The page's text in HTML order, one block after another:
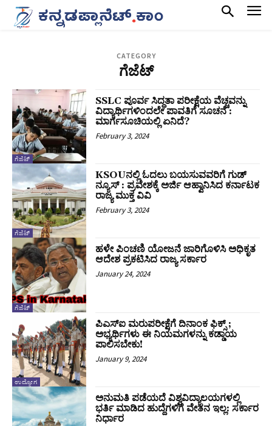
CATEGORY
ಗೆಜೆಟ್
ಗೆಜೆಟ್
SSLC ಪೂರ್ವ ಸಿದ್ಧತಾ ಪರೀಕ್ಷೆಯ ವೆಚ್ಚವನ್ನು
ವಿದ್ಯಾರ್ಥಿಗಳಿಂದಲೇ ಪಾವತಿಗೆ ಸೂಚನೆ :
ಮಾರ್ಗಸೂಚಿಯಲ್ಲಿ ಏನಿದೆ?
February 3, 2024
ಗೆಜೆಟ್
KSOUನಲ್ಲಿ ಓದಲು ಬಯಸುವವರಿಗೆ ಗುಡ್
ನ್ಯೂಸ್ : ಪ್ರವೇಶಕ್ಕೆ ಅರ್ಜಿ ಆಹ್ವಾನಿಸಿದ ಕರ್ನಾಟಕ
ರಾಜ್ಯ ಮುಕ್ತ ವಿವಿ
February 3, 2024
ಗೆಜೆಟ್
ಹಳೇ ಪಿಂಚಣಿ ಯೋಜನೆ ಜಾರಿಗೊಳಿಸಿ ಅಧಿಕೃತ
ಆದೇಶ ಪ್ರಕಟಿಸಿದ ರಾಜ್ಯ ಸರ್ಕಾರ
January 24, 2024
ಉದ್ಯೋಗ
ಪಿಎಸ್ಐ ಮರುಪರೀಕ್ಷೆಗೆ ದಿನಾಂಕ ಫಿಕ್ಸ್ ;
ಅಭ್ಯರ್ಥಿಗಳು ಈ ನಿಯಮಗಳನ್ನು ಕಡ್ಡಾಯ
ಪಾಲಿಸಬೇಕು!
January 9, 2024
ಅನುಮತಿ ಪಡೆಯದೆ ವಿಶ್ವವಿದ್ಯಾಲಯಗಳಲ್ಲಿ
ಭರ್ತಿ ಮಾಡಿದ ಹುದ್ದೆಗಳಿಗೆ ವೇತನ ಇಲ್ಲ: ಸರ್ಕಾರ
ನಿರ್ಧಾರ